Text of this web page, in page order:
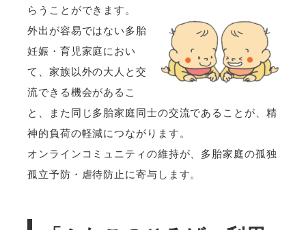
らうことができます。
外出が容易ではない多胎
妊娠・育児家庭におい
て、家族以外の大人と交
流できる機会があるこ
と、また同じ多胎家庭同士の交流であることが、精
神的負荷の軽減につながります。
オンラインコミュニティの維持が、多胎家庭の孤独
孤立予防・虐待防止に寄与します。